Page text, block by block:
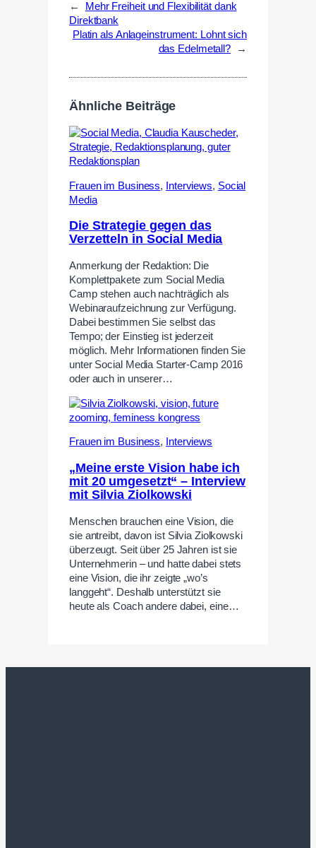
←
Mehr Freiheit und Flexibilität dank
Direktbank
Platin als Anlageinstrument: Lohnt sich
das Edelmetall?
→
Ähnliche Beiträge
Frauen im Business, Interviews, Social
Media
Die Strategie gegen das
Verzetteln in Social Media
Anmerkung der Redaktion: Die
Komplettpakete zum Social Media
Camp stehen auch nachträglich als
Webinaraufzeichnung zur Verfügung.
Dabei bestimmen Sie selbst das
Tempo; der Einstieg ist jederzeit
möglich. Mehr Informationen finden Sie
unter Social Media Starter-Camp 2016
oder auch in unserer…
Frauen im Business, Interviews
„Meine erste Vision habe ich
mit 20 umgesetzt“ – Interview
mit Silvia Ziolkowski
Menschen brauchen eine Vision, die
sie antreibt, davon ist Silvia Ziolkowski
überzeugt. Seit über 25 Jahren ist sie
Unternehmerin – und hatte dabei stets
eine Vision, die ihr zeigte „wo’s
langgeht“. Deshalb unterstützt sie
heute als Coach andere dabei, eine…